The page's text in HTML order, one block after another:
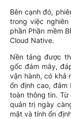
Bên cạnh đó,
trong việc
phần Phần mềm
Cloud Native.
Nền tảng được
gốc đám mây,
vận hành, có khả
ổn định cao, đảm
toàn thông tin.
quản trị ngày
mật và tính ổn